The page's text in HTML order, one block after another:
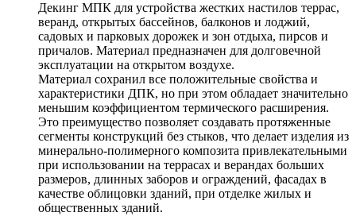
Декинг МПК для устройства жестких настилов террас,
веранд, открытых бассейнов, балконов и лоджий,
садовых и парковых дорожек и зон отдыха, пирсов и
причалов. Материал предназначен для долговечной
эксплуатации на открытом воздухе.
Материал сохранил все положительные свойства и
характеристики ДПК, но при этом обладает значительно
меньшим коэффициентом термического расширения.
Это преимущество позволяет создавать протяженные
сегменты конструкций без стыков, что делает изделия из
минерально-полимерного композита привлекательными
при использовании на террасах и верандах больших
размеров, длинных заборов и ограждений, фасадах в
качестве облицовки зданий, при отделке жилых и
общественных зданий.